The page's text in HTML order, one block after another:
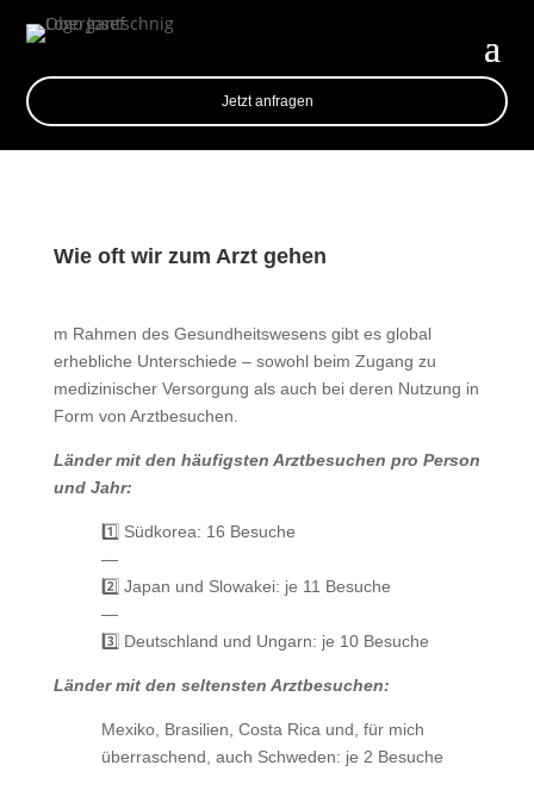
Jetzt anfragen
Wie oft wir zum Arzt gehen
m Rahmen des Gesundheitswesens gibt es global
erhebliche Unterschiede – sowohl beim Zugang zu
medizinischer Versorgung als auch bei deren Nutzung in
Form von Arztbesuchen.
Länder mit den häufigsten Arztbesuchen pro Person
und Jahr:
1️⃣ Südkorea: 16 Besuche
—
2️⃣ Japan und Slowakei: je 11 Besuche
—
3️⃣ Deutschland und Ungarn: je 10 Besuche
Länder mit den seltensten Arztbesuchen:
Mexiko, Brasilien, Costa Rica und, für mich
überraschend, auch Schweden: je 2 Besuche